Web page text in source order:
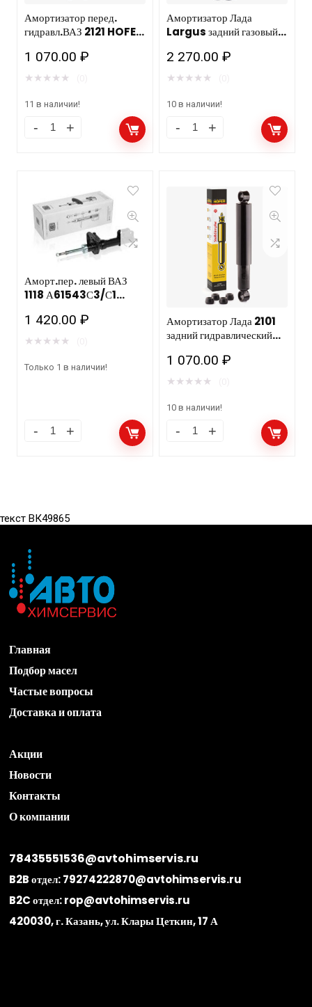
Амортизатор перед.
гидравл.ВАЗ 2121 HOFER
1 070.00₽
★ ★ ★ ★ ★
11 в наличии!
Амортизатор Лада
Largus задний газовый
10шт
2 270.00₽
★ ★ ★ ★ ★
10 в наличии!
Аморт.пер. левый ВАЗ
1118 А61543С3/С1
1 420.00₽
★ ★ ★ ★ ★
Только 1 в наличии!
Амортизатор Лада 2101
задний гидравлический
1 070.00₽
★ ★ ★ ★ ★
10 в наличии!
текст ВК49865
Главная
Подбор масел
Частые вопросы
Доставка и оплата
Акции
Новости
Контакты
О компании
78435551536@avtohimservis.ru
B2B отдел:79274222870@avtohimservis.ru
B2C отдел:rop@avtohimservis.ru
420030, г. Казань, ул. Клары Цеткин, 17 А